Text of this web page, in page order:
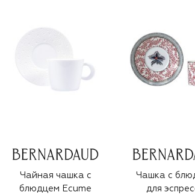
Чайная чашка с
блюдцем Ecume
Чашка с
для